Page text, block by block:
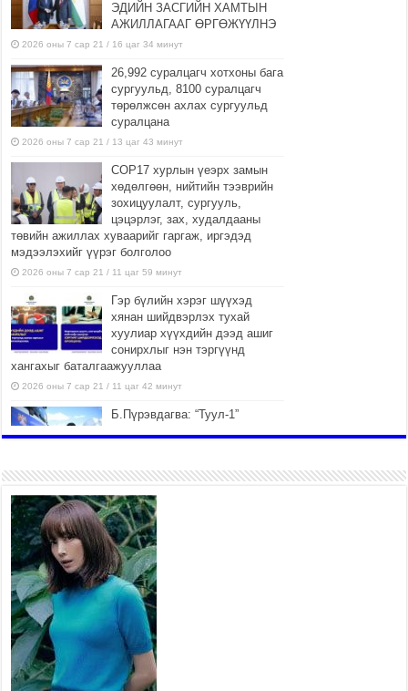
ЭДИЙН ЗАСГИЙН ХАМТЫН
АЖИЛЛАГААГ ӨРГӨЖҮҮЛНЭ
2026 оны 7 сар 21 / 16 цаг 34 минут
26,992 суралцагч хотхоны бага
сургуульд, 8100 суралцагч
төрөлжсөн ахлах сургуульд
суралцана
2026 оны 7 сар 21 / 13 цаг 43 минут
COP17 хурлын үеэрх замын
хөдөлгөөн, нийтийн тээврийн
зохицуулалт, сургууль,
цэцэрлэг, зах, худалдааны
төвийн ажиллах хуваарийг гаргаж, иргэдэд
мэдээлэхийг үүрэг болголоо
2026 оны 7 сар 21 / 11 цаг 59 минут
Гэр бүлийн хэрэг шүүхэд
хянан шийдвэрлэх тухай
хуулиар хүүхдийн дээд ашиг
сонирхлыг нэн тэргүүнд
хангахыг баталгаажууллаа
2026 оны 7 сар 21 / 11 цаг 42 минут
Б.Пүрэвдагва: “Туул-1”
2026 оны 7 сар 21 / 10 цаг 15 минут
НИЙСЛЭЛ, АЙМГИЙН
УДИРДЛАГУУДЫН АЖЛЫГ
ХҮНД СУРТЛЫГ БУУРУУЛЖ,
ИРГЭД, АЖ АХУЙН НЭГЖИЙН
АЧААГ ХЭРХЭН ХӨНГӨЛСНӨӨР ДҮГНЭНЭ
2026 оны 7 сар 21 / 10 цаг 09 минут
Байнгын хорооны дарга М.Мандхай Цөлжилттэй
тэмцэх тухай НҮБ-ын конвенцын талуудын 17
дугаар бага хурал (СОР17)-ын бэлтгэл ажлын
явцтай танилцлаа